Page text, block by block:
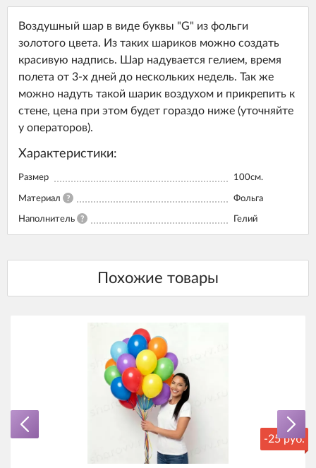
Воздушный шар в виде буквы "G" из фольги
золотого цвета. Из таких шариков можно создать
красивую надпись. Шар надувается гелием, время
полета от 3-х дней до нескольких недель. Так же
можно надуть такой шарик воздухом и прикрепить к
стене, цена при этом будет гораздо ниже (уточняйте
у операторов).
Характеристики:
Размер 100см.
Материал ? Фольга
Наполнитель ? Гелий
-25 руб.